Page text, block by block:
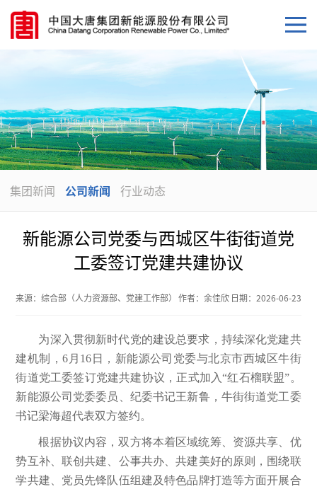
集团新闻 公司新闻 行业动态
新能源公司党委与西城区牛街街道党
工委签订党建共建协议
来源：综合部（人力资源部、党建工作部） 作者： 余佳欣 日期： 2026-06-23
为深入贯彻新时代党的建设总要求，持续深化党建共
建机制，6月16日，新能源公司党委与北京市西城区牛街
街道党工委签订党建共建协议，正式加入“红石榴联盟”。
新能源公司党委委员、纪委书记王新鲁，牛街街道党工委
书记梁海超代表双方签约。
根据协议内容，双方将本着区域统筹、资源共享、优
势互补、联创共建、公事共办、共建美好的原则，围绕联
学共建、党员先锋队伍组建及特色品牌打造等方面开展合